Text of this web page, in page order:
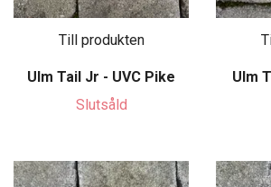
Till produkten
Ulm Tail Jr - UVC Pike
Slutsåld
Ulm